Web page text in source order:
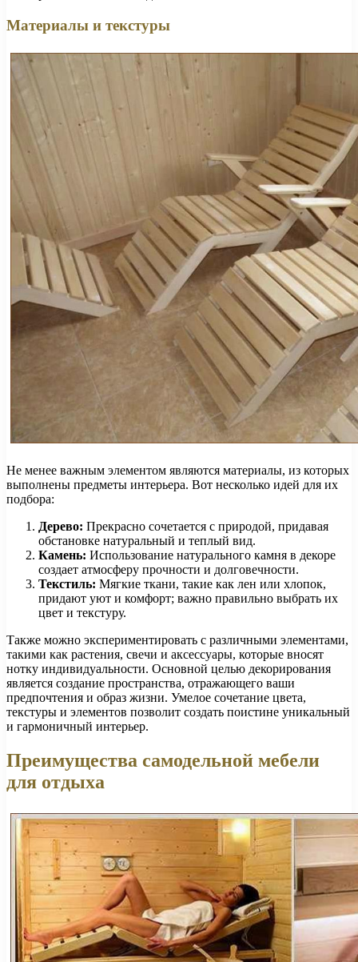
Материалы и текстуры
Не менее важным элементом являются материалы, из которых
выполнены предметы интерьера. Вот несколько идей для их
подбора:
Дерево: Прекрасно сочетается с природой, придавая
обстановке натуральный и теплый вид.
Камень: Использование натурального камня в декоре
создает атмосферу прочности и долговечности.
Текстиль: Мягкие ткани, такие как лен или хлопок,
придают уют и комфорт; важно правильно выбрать их
цвет и текстуру.
Также можно экспериментировать с различными элементами,
такими как растения, свечи и аксессуары, которые вносят
нотку индивидуальности. Основной целью декорирования
является создание пространства, отражающего ваши
предпочтения и образ жизни. Умелое сочетание цвета,
текстуры и элементов позволит создать поистине уникальный
и гармоничный интерьер.
Преимущества самодельной мебели
для отдыха